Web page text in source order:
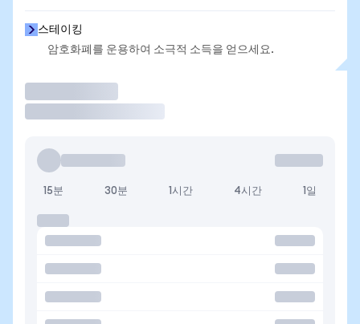
스테이킹
암호화폐를 운용하여 소극적 소득을 얻으세요.
15분 30분 1시간 4시간 1일